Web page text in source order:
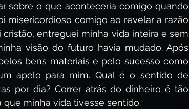
sobre o que aconteceria comigo quando
misericordioso comigo ao revelar a razão
entreguei minha vida inteira e sem
visão do futuro havia mudado. Após
bens materiais e pelo sucesso como
apelo para mim. Qual é o sentido de
por dia? Correr atrás do dinheiro é tão
minha vida tivesse sentido.